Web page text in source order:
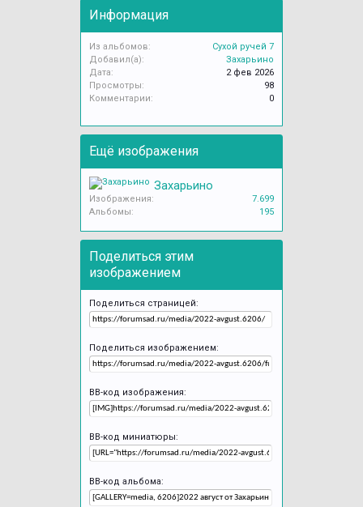
Информация
Из альбомов:
Сухой ручей 7
Добавил(а):
Захарьино
Дата:
2 фев 2026
Просмотры:
98
Комментарии:
0
Ещё изображения
Захарьино
Изображения:
7.699
Альбомы:
195
Поделиться этим
изображением
Поделиться страницей:
Поделиться изображением:
BB-код изображения:
BB-код миниатюры:
BB-код альбома: